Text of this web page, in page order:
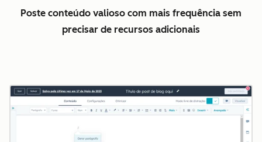
Poste conteúdo valioso com mais frequência sem
precisar de recursos adicionais